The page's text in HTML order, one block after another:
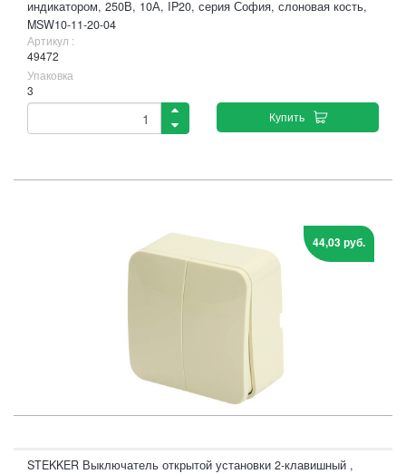
индикатором, 250В, 10А, IP20, серия София, слоновая кость,
MSW10-11-20-04
Артикул :
49472
Упаковка
3
Купить
44,03 руб.
STEKKER Выключатель открытой установки 2-клавишный ,